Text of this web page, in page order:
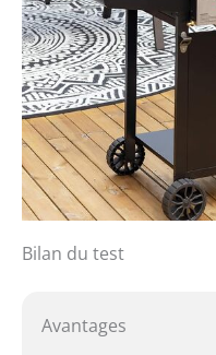
Bilan du test
Avantages